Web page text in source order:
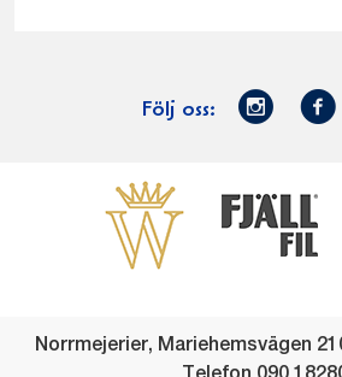
Följ oss:
Gör gott för
Mjölkgården,
Dina
Västerbottensost
Norrmejerier, Mariehemsvägen